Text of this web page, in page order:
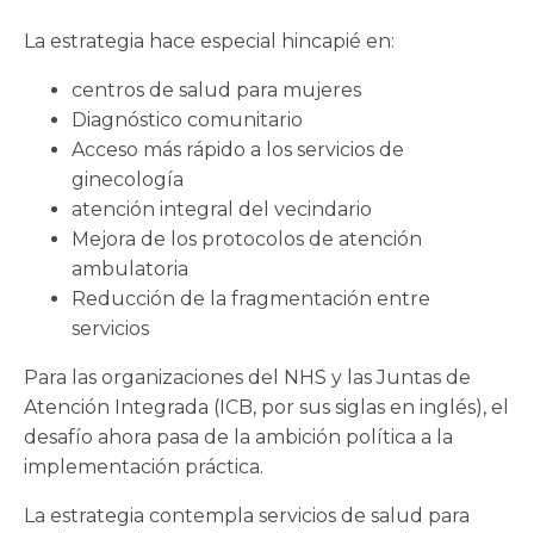
La estrategia hace especial hincapié en:
centros de salud para mujeres
Diagnóstico comunitario
Acceso más rápido a los servicios de
ginecología
atención integral del vecindario
Mejora de los protocolos de atención
ambulatoria
Reducción de la fragmentación entre
servicios
Para las organizaciones del NHS y las Juntas de
Atención Integrada (ICB, por sus siglas en inglés), el
desafío ahora pasa de la ambición política a la
implementación práctica.
La estrategia contempla servicios de salud para